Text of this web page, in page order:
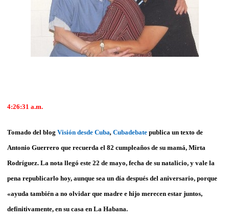
4:26:31 a.m.
Tomado del blog Visión desde Cuba, Cubadebate publica un texto de
Antonio Guerrero que recuerda el 82 cumpleaños de su mamá, Mirta
Rodríguez. La nota llegó este 22 de mayo, fecha de su natalicio, y vale la
pena republicarlo hoy, aunque sea un día después del aniversario, porque
«ayuda también a no olvidar que madre e hijo merecen estar juntos,
definitivamente, en su casa en La Habana.